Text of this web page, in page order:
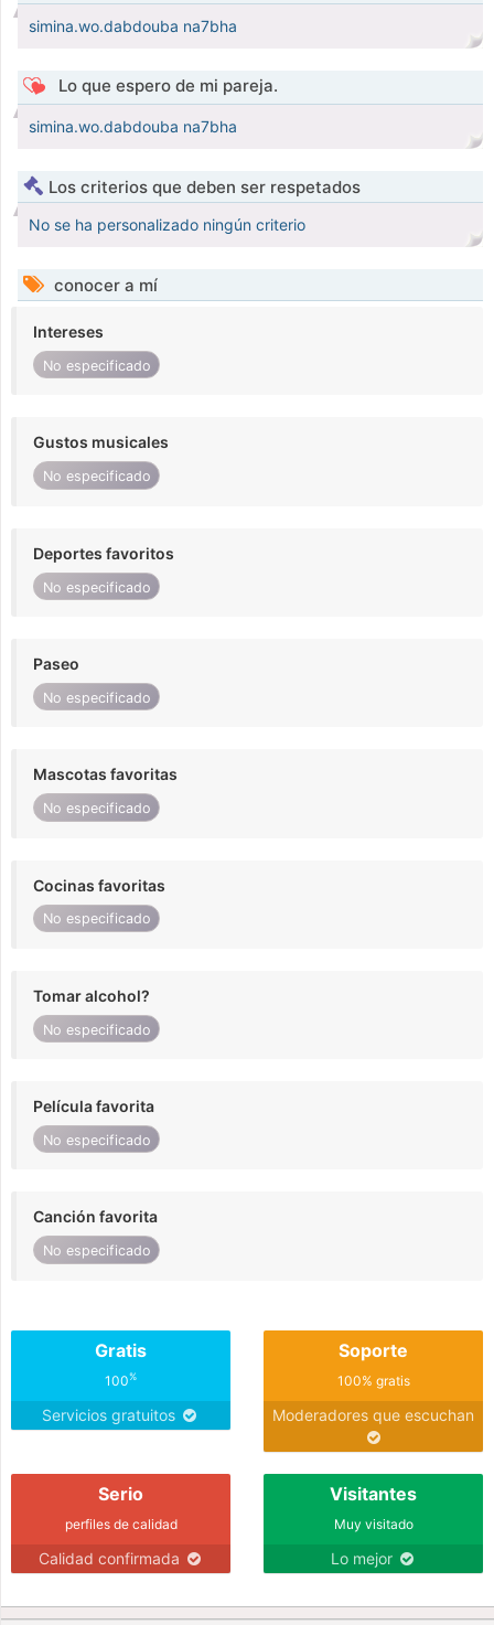
simina.wo.dabdouba na7bha
Lo que espero de mi pareja.
simina.wo.dabdouba na7bha
Los criterios que deben ser respetados
No se ha personalizado ningún criterio
conocer a mí
Intereses
No especificado
Gustos musicales
No especificado
Deportes favoritos
No especificado
Paseo
No especificado
Mascotas favoritas
No especificado
Cocinas favoritas
No especificado
Tomar alcohol?
No especificado
Película favorita
No especificado
Canción favorita
No especificado
Gratis
100%
Servicios gratuitos
Soporte
100% gratis
Moderadores que escuchan
Serio
perfiles de calidad
Calidad confirmada
Visitantes
Muy visitado
Lo mejor